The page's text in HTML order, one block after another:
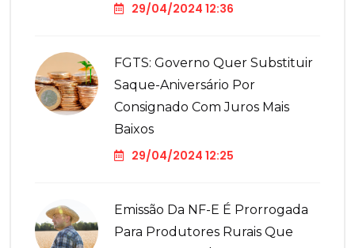
29/04/2024 12:36
FGTS: Governo Quer Substituir
Saque-Aniversário Por
Consignado Com Juros Mais
Baixos
29/04/2024 12:25
Emissão Da NF-E É Prorrogada
Para Produtores Rurais Que